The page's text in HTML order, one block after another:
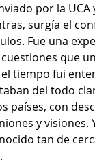
por la
surgía el
Fue una
que
tiempo fui
del todo
países, con
y visiones.
tan de